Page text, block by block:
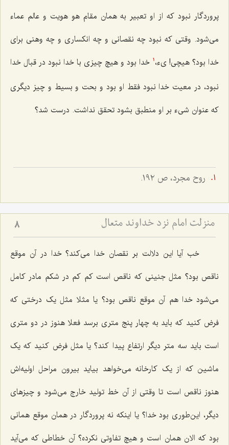
پروردگار نبود که از او تعبیر به همان مقام هو هویت و عالم عماء
می‌شود. وقتی که نبود چه نقصانی و چه انکساری و چه وهنی برای
خدا بود؟ هیچی! ی‌ء، 1 خدا بود و هیچ چیزی با خدا نبود در قبال خدا
نبود، در معیت خدا نبود فقط او بود و بحت و بسیط و چیز دیگری
که عنوان شی‌ء بر او منطبق بشود تحقق نداشت. درست شد؟
روح مجرد، ص ١٩٢.
منزلت امام نزد خداوند متعال 8
خب آیا این دلالت بر نقصان خدا می‌کند؟ خدا در آن موقع
ناقص بود؟ مثل جنینی که ناقص است کم کم در شکم مادر کامل
می‌شود خدا هم آن موقع ناقص بود؟ یا مثلا مثل یک درختی که
فرض کنید که باید به چهار پنج متری برسد فعلا هنوز در دو متری
است باید سه متر دیگر ارتفاع پیدا کند؟ یا مثل فرض کنید که یک
ماشین که از یک کارخانه می‌خواهد بیاید بیرون مراحل اولیه‌اش
هنوز ناقص است تا وقتی از آن خط تولید خارج می‌شود و چیزهای
دیگر، این‌طوری بود خدا؟ یا اینکه نه پروردگار در همان موقع همانی
بود که الان همان است و هیچ تفاوتی نکرده؟ آن خطاطی که می‌آید